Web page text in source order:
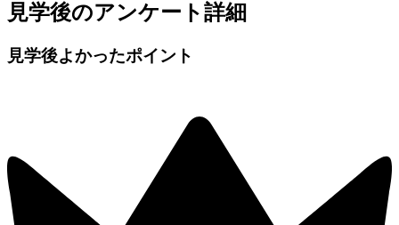
見学後のアンケート詳細
見学後よかったポイント